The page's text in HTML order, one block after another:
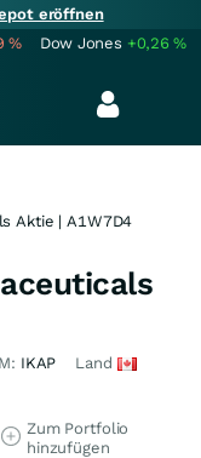
eröffnen
% Dow Jones +0,26%
Aktie | A1W7D4
IKAP Land
Zum Portfolio
hinzufügen